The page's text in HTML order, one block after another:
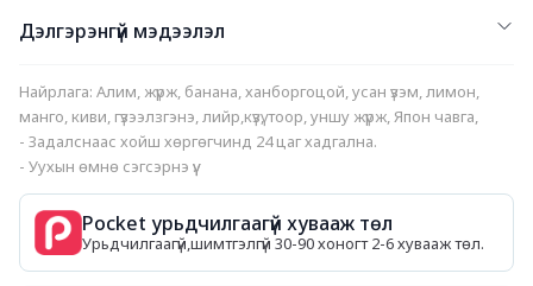
Дэлгэрэнгүй мэдээлэл
Найрлага: Алим, жүрж, банана, ханборгоцой, усан үзэм, лимон,
манго, киви, гүзээлзгэнэ, лийр,күзү, тоор, уншу жүрж, Япон чавга,
- Задалснаас хойш хөргөгчинд 24 цаг хадгална.
- Уухын өмнө сэгсэрнэ үү.
Pocket урьдчилгаагүй хувааж төл
Урьдчилгаагүй,шимтгэлгүй 30-90 хоногт 2-6 хувааж төл.